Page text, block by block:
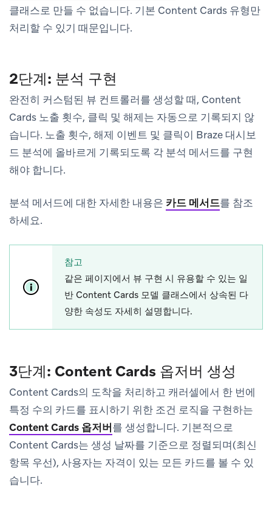
클래스로 만들 수 없습니다. 기본 Content Cards 유형만
처리할 수 있기 때문입니다.
2단계: 분석 구현
완전히 커스텀된 뷰 컨트롤러를 생성할 때, Content
Cards 노출 횟수, 클릭 및 해제는 자동으로 기록되지 않
습니다. 노출 횟수, 해제 이벤트 및 클릭이 Braze 대시보
드 분석에 올바르게 기록되도록 각 분석 메서드를 구현
해야 합니다.
분석 메서드에 대한 자세한 내용은 카드 메서드를 참조
하세요.
참고
같은 페이지에서 뷰 구현 시 유용할 수 있는 일
반 Content Cards 모델 클래스에서 상속된 다
양한 속성도 자세히 설명합니다.
3단계: Content Cards 옵저버 생성
Content Cards의 도착을 처리하고 캐러셀에서 한 번에
특정 수의 카드를 표시하기 위한 조건 로직을 구현하는
Content Cards 옵저버를 생성합니다. 기본적으로
Content Cards는 생성 날짜를 기준으로 정렬되며(최신
항목 우선), 사용자는 자격이 있는 모든 카드를 볼 수 있
습니다.